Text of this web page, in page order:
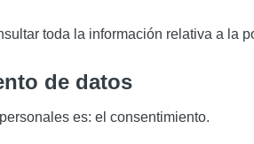
toda la información relativa a la
de datos
es: el consentimiento.